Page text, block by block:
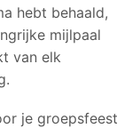
hebt behaald,
mijlpaal
van elk
je groepsfeest